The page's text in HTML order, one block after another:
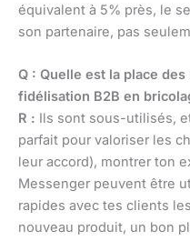
équivalent à 5% près, le
son partenaire, pas
Q : Quelle est la place
fidélisation B2B en
R : Ils sont sous-utilisés,
parfait pour valoriser les
leur accord), montrer ton
Messenger peuvent être
rapides avec tes clients
nouveau produit, un bon